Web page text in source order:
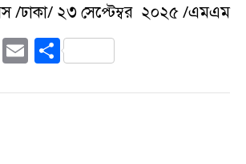
/ঢাকা/ ২৩ সেপ্টেম্বর ২০২৫ /এমএম
T E
ai
S
a